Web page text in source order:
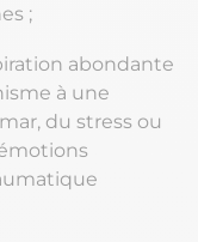
;
abondante
à une
du stress ou